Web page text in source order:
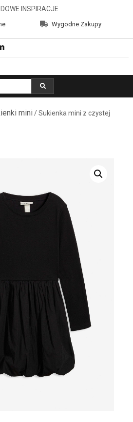
INSPIRACJE
Wygodne Zakupy
mini/ Sukienka mini z czystej